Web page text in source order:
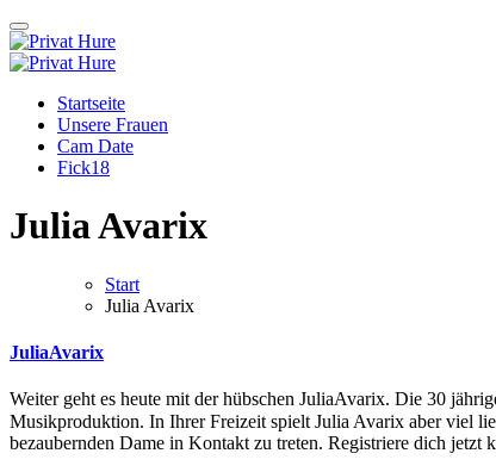
Zum
Inhalt
springen
Privat Hure
Privat Hure
Auch in deiner Nachbarschaft
Startseite
Unsere Frauen
Cam Date
Fick18
Julia Avarix
Start
Julia Avarix
JuliaAvarix
Weiter geht es heute mit der hübschen JuliaAvarix. Die 30
Musikproduktion. In Ihrer Freizeit spielt Julia Avarix aber viel
bezaubernden Dame in Kontakt zu treten. Registriere dich